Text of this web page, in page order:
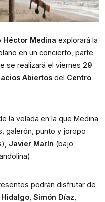
Héctor Medina explorará la
en un concierto, parte
se realizará el viernes 29
Abiertos del Centro
la velada en la que Medina
galerón, punto y joropo
Javier Marín (bajo
podrán disfrutar de
Hidalgo Simón Díaz